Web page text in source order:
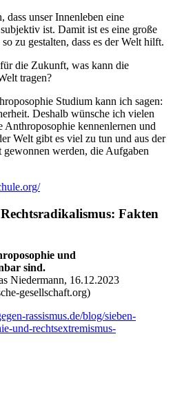
unser Innenleben eine
ist. Damit ist es eine große
zu gestalten, dass es der Welt hilft.
die Zukunft, was kann die
tragen?
Studium kann ich sagen:
Deshalb wünsche ich vielen
Anthroposophie kennenlernen und
Welt gibt es viel zu tun und aus der
werden, die Aufgaben
Fakten
und
sind.
Niedermann, 16.12.2023
gesellschaft.org)
rassismus.de/blog/sieben-
und-rechtsextremismus-